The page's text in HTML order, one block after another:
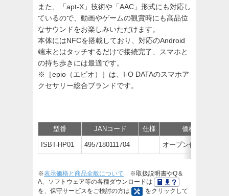
また、「apt-X」技術や「AAC」形式にも対応し
ているので、動画やゲームの観賞時にも高品位
なサウンドをお楽しみいただけます。
本体にはNFCを搭載しており、対応のAndroid
端末とはタッチするだけで接続完了、スマホと
の持ち歩きには最適です。
※［epio（エピオ）］は、I-O DATAのスマホア
クセサリー総合ブランドです。
型番 JANコード 仕様 価格
ISBT-HP01 4957180111704 オープン価格
※表示価格と商品全般について ※取扱説明書やQ＆
A、ソフトウェア等の各種ダウンロードは
を、保守サービスをご検討の方は
をクリックして